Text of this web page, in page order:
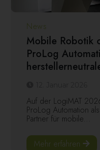
News
Mobile Robotik
ProLog
Auf der LogiMAT
ProLog Automation
Partner für mobile...
Mehr erfahren